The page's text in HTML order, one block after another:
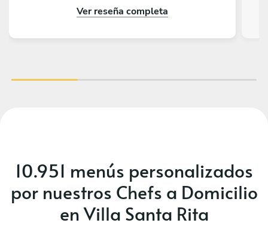
gustado tener más días en Buenos Aires para
Ver reseña completa
10.951 menús personalizados
por nuestros Chefs a Domicilio
en Villa Santa Rita